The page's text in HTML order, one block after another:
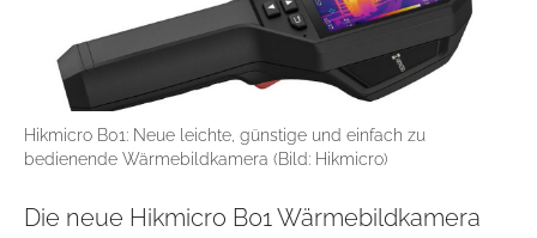
Hikmicro B01: Neue leichte, günstige und einfach zu
bedienende Wärmebildkamera (Bild: Hikmicro)
Die neue Hikmicro B01 Wärmebildkamera